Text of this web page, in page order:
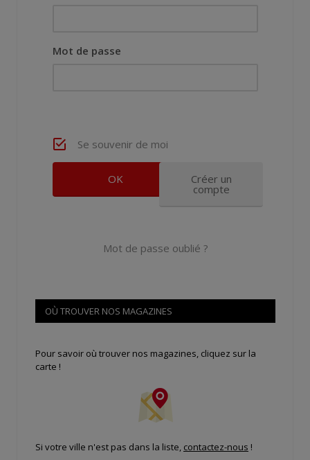
Mot de passe
Se souvenir de moi
Créer un
compte
Mot de passe oublié ?
OÙ TROUVER NOS MAGAZINES
Pour savoir où trouver nos magazines, cliquez sur la
carte !
Si votre ville n'est pas dans la liste, contactez-nous !